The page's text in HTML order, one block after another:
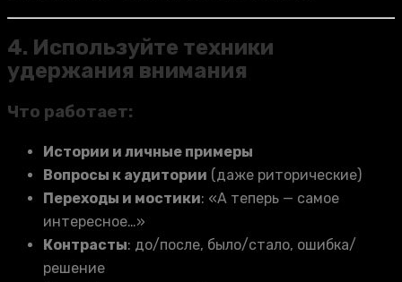
4. Используйте техники
удержания внимания
Что работает:
Истории и личные примеры
Вопросы к аудитории (даже риторические)
Переходы и мостики: «А теперь — самое
интересное…»
Контрасты: до/после, было/стало, ошибка/
решение